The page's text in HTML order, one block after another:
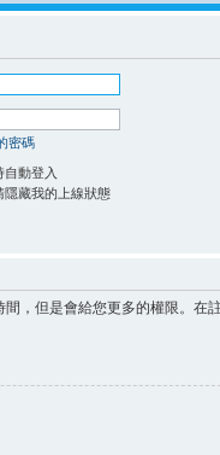
密碼
自動登入
隱藏我的上線狀態
，但是會給您更多的權限。